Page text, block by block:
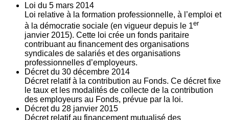
Loi du 5 mars 2014
Loi relative à la formation professionnelle, à l’emploi et
à la démocratie sociale (en vigueur depuis le 1er
janvier 2015). Cette loi crée un fonds paritaire
contribuant au financement des organisations
syndicales de salariés et des organisations
professionnelles d’employeurs.
Décret du 30 décembre 2014
Décret relatif à la contribution au Fonds. Ce décret fixe
le taux et les modalités de collecte de la contribution
des employeurs au Fonds, prévue par la loi.
Décret du 28 janvier 2015
Décret relatif au financement mutualisé des